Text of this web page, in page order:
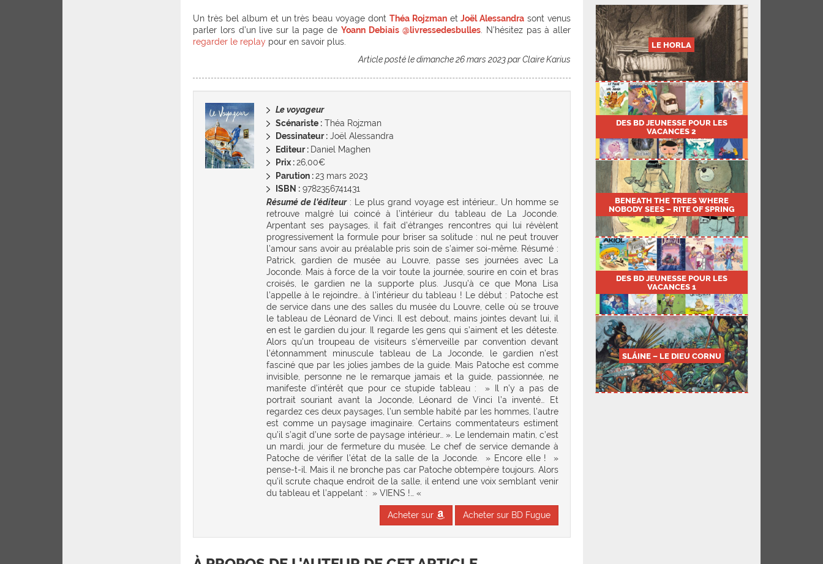
Un très bel album et un très beau voyage dont Théa Rojzman etJoël Alessandra sont venus
parler lors d’un live sur la page de Yoann Debiais @livressedesbulles . N’hésitez pas à aller
regarder le replay pour en savoir plus.
Article posté le dimanche 26 mars 2023 par Claire Karius
Le voyageur
Scénariste :Théa Rojzman
Dessinateur :Joël Alessandra
Editeur : Daniel Maghen
Prix :26,00€
Parution :23 mars 2023
ISBN :9782356741431
Résumé de l’éditeur: Le plus grand voyage est intérieur… Un homme se
retrouve malgré lui coincé à l’intérieur du tableau de La Joconde.
Arpentant ses paysages, il fait d’étranges rencontres qui lui révèlent
progressivement la formule pour briser sa solitude : nul ne peut trouver
l’amour sans avoir au préalable pris soin de s’aimer soi-même. Résumé :
Patrick, gardien de musée au Louvre, passe ses journées avec La
Joconde. Mais à force de la voir toute la journée, sourire en coin et bras
croisés, le gardien ne la supporte plus. Jusqu’à ce que Mona Lisa
l’appelle à le rejoindre… à l’intérieur du tableau ! Le début : Patoche est
de service dans une des salles du musée du Louvre, celle où se trouve
le tableau de Léonard de Vinci. Il est debout, mains jointes devant lui, il
en est le gardien du jour. Il regarde les gens qui s’aiment et les déteste.
Alors qu’un troupeau de visiteurs s’émerveille par convention devant
l’étonnamment minuscule tableau de La Joconde, le gardien n’est
fasciné que par les jolies jambes de la guide. Mais Patoche est comme
invisible, personne ne le remarque jamais et la guide, passionnée, ne
manifeste d’intérêt que pour ce stupide tableau : » Il n’y a pas de
portrait souriant avant la Joconde, Léonard de Vinci l’a inventé… Et
regardez ces deux paysages, l’un semble habité par les hommes, l’autre
est comme un paysage imaginaire. Certains commentateurs estiment
qu’il s’agit d’une sorte de paysage intérieur… ». Le lendemain matin, c’est
un mardi, jour de fermeture du musée. Le chef de service demande à
Patoche de vérifier l’état de la salle de la Joconde. » Encore elle ! »
pense-t-il. Mais il ne bronche pas car Patoche obtempère toujours. Alors
qu’il scrute chaque endroit de la salle, il entend une voix semblant venir
du tableau et l’appelant : » VIENS !… «
Acheter sur Acheter sur BD Fugue
LE HORLA
DES BD JEUNESSE POUR LES
VACANCES 2
BENEATH THE TREES WHERE
NOBODY SEES – RITE OF SPRING
DES BD JEUNESSE POUR LES
VACANCES 1
SLÁINE – LE DIEU CORNU